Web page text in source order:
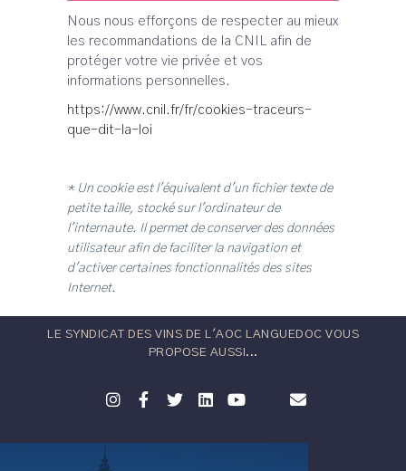
Nous nous efforçons de respecter au mieux
les recommandations de la CNIL afin de
protéger votre vie privée et vos
informations personnelles.
https://www.cnil.fr/fr/cookies-traceurs-
que-dit-la-loi
* Un cookie est l'équivalent d'un fichier texte de
petite taille, stocké sur l'ordinateur de
l'internaute. Il permet de conserver des données
utilisateur afin de faciliter la navigation et
d'activer certaines fonctionnalités des sites
Internet.
LE SYNDICAT DES VINS DE L'AOC LANGUEDOC VOUS
PROPOSE AUSSI...